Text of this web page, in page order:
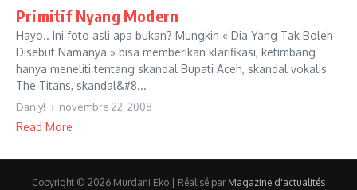
Primitif Nyang Modern
Hayo.. Ini foto asli apa bukan? Mungkin « Dia Yang Tak Boleh
Disebut Namanya » bisa memberikan klarifikasi, ketimbang
hanya meneliti tentang skandal Bupati Aceh, skandal vokalis
The Titans, skandal&#8...
Daniy! novembre 22, 2008
Read More
Copyright © 2026 Murdani Eko | Réalisé par Magazine d'actualités